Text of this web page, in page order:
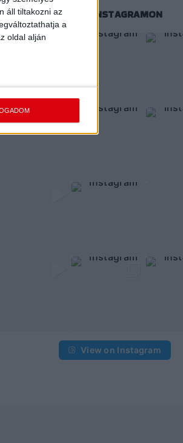
áll tiltakozni az
a
oldal alján
KÖVESS MINKET INSTAGRAMON
View on Instagram